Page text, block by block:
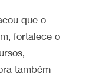
que o
fortalece o
também